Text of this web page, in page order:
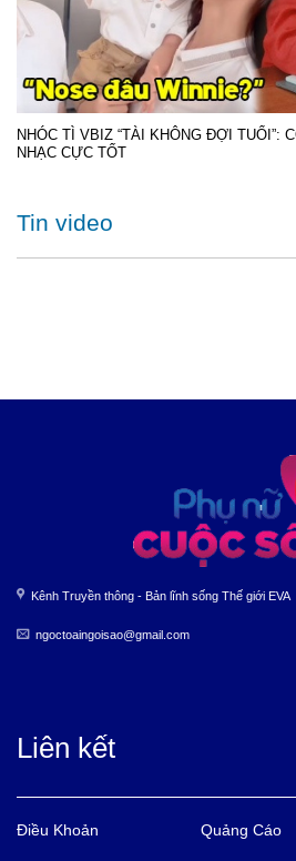
NHÓC TÌ VBIZ “TÀI KHÔNG ĐỢI TUỔI”:
NHẠC CỰC TỐT
Tin video
Kênh Truyền thông - Bản lĩnh sống Thế giới EVA
ngoctoaingoisao@gmail.com
Liên kết
Điều Khoản Quảng Cáo